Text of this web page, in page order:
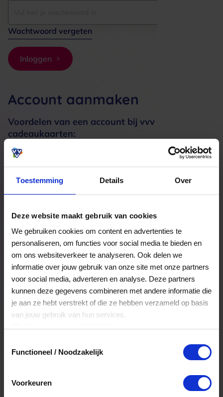
Toestemming Details Over
Deze website maakt gebruik van cookies
We gebruiken cookies om content en advertenties te
personaliseren, om functies voor social media te bieden en
om ons websiteverkeer te analyseren. Ook delen we
informatie over jouw gebruik van onze site met onze partners
voor social media, adverteren en analyse. Deze partners
kunnen deze gegevens combineren met andere informatie die
je aan ze hebt verstrekt of die ze hebben verzameld op basis
van jouw gebruik van hun services.
Functioneel / Noodzakelijk
Voorkeuren
Wachtwoord vergeten
Inloggen
Account aanmaken
Voordelen van een account bij vvv
cadeaukaarten:
Meerdere adressen registreren
Een bestelling volgen
Nog veel meer...
Maak account aan